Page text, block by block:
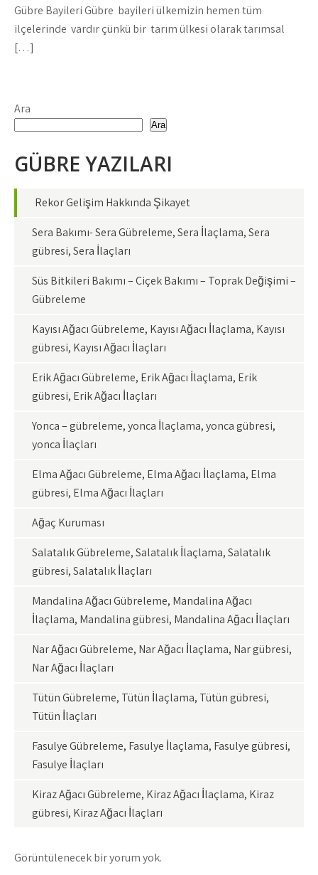
Gübre Bayileri Gübre bayileri ülkemizin hemen tüm
ilçelerinde vardır çünkü bir tarım ülkesi olarak tarımsal
[…]
Ara
Ara
GÜBRE YAZILARI
Rekor Gelişim Hakkında Şikayet
Sera Bakımı- Sera Gübreleme, Sera İlaçlama, Sera
gübresi, Sera İlaçları
Süs Bitkileri Bakımı – Çiçek Bakımı – Toprak Değişimi –
Gübreleme
Kayısı Ağacı Gübreleme, Kayısı Ağacı İlaçlama, Kayısı
gübresi, Kayısı Ağacı İlaçları
Erik Ağacı Gübreleme, Erik Ağacı İlaçlama, Erik
gübresi, Erik Ağacı İlaçları
Yonca – gübreleme, yonca İlaçlama, yonca gübresi,
yonca İlaçları
Elma Ağacı Gübreleme, Elma Ağacı İlaçlama, Elma
gübresi, Elma Ağacı İlaçları
Ağaç Kuruması
Salatalık Gübreleme, Salatalık İlaçlama, Salatalık
gübresi, Salatalık İlaçları
Mandalina Ağacı Gübreleme, Mandalina Ağacı
İlaçlama, Mandalina gübresi, Mandalina Ağacı İlaçları
Nar Ağacı Gübreleme, Nar Ağacı İlaçlama, Nar gübresi,
Nar Ağacı İlaçları
Tütün Gübreleme, Tütün İlaçlama, Tütün gübresi,
Tütün İlaçları
Fasulye Gübreleme, Fasulye İlaçlama, Fasulye gübresi,
Fasulye İlaçları
Kiraz Ağacı Gübreleme, Kiraz Ağacı İlaçlama, Kiraz
gübresi, Kiraz Ağacı İlaçları
Görüntülenecek bir yorum yok.